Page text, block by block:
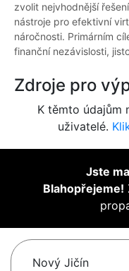
zvolit nejvhodnější
nástroje pro efektivní
náročnosti. Primárním
finanční nezávislosti,
Zdroje pro
K těmto údajům
uživatelé.
Jste
Blahopřejeme!
Nový Jičín